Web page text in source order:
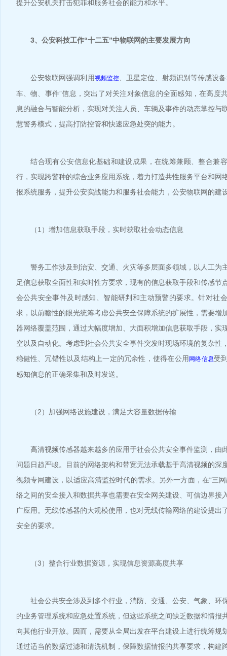
提升公安机关打击犯罪和服务社会的能力和水平。
3、公安科技工作“十二五”中物联网的主要发展方向
公安物联网强调利用视频监控 、卫星定位、射频识别等传感设
车、物、事件”信息，突出了对关注对象信息的全面感知，在高度
息的融合与智能分析，实现对关注人员、车辆及事件的动态掌控与
慧警务模式，提高打防控管和快速应急处突的能力。
结合现有公安信息化基础和建设成果，在统筹兼顾、整合兼
行，实现跨警种的综合业务应用系统，着力打造共性服务平台和网
报系统服务，提升公安实战能力和服务社会能力，公安物联网的建
（1）增加信息获取手段，实时获取社会动态信息
警务工作涉及到治安、交通、火灾等多层面多领域，以人工为
足信息获取全面性和实时性方要求，现有的信息获取手段和传感节
会公共安全事件及时感知、智能研判和主动预警的要求。针对社
求，以前瞻性的眼光统筹考虑公共安全保障系统的扩展性，需要增
器网络覆盖范围，通过大幅度增加、大面积增加信息获取手段，实
空以及自动化。考虑到社会公共安全事件突发时现场环境的复杂性
稳健性、冗错性以及结构上一定的冗余性，使得在公用 网络信息受
感知信息的正确采集和及时发送。
（2）加强网络设施建设，满足大容量数据传输
高清视频传感器越来越多的应用于社会公共安全事件监测，由
问题日趋严峻。目前的网络架构和带宽无法承载基于高清视频的深
视频专网建设，以适应高清监控时代的需求。另外一方面，在“三
络之间的安全接入和数据共享也需要在安全网关建设、可信边界接
广应用。无线传感器的大规模使用，也对无线传输网络的建设提出
安全的要求。
（3）整合行业数据资源，实现信息资源高度共享
社会公共安全涉及到多个行业，消防、交通、公安、气象、环
的业务管理系统和应急处置系统，但这些系统之间缺乏数据和情报
向其他行业开放。因而，需要从全局出发在平台建设上进行统筹规
通过适当的数据过滤和清洗机制，保障数据情报的共享要求，构建